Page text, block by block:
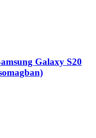
Galaxy S20